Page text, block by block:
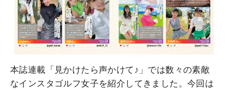
本誌連載「見かけたら声かけて♪」では数々の素敵
なインスタゴルフ女子を紹介してきました。今回は